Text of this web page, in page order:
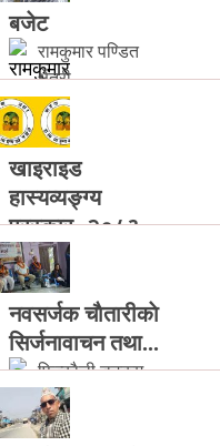
बजेट
रामकुमार पण्डित
क्षेत्री
खाइराइड
हास्यव्यङ्ग्य
पुरस्कार- २०८३...
फित्काैली डटकम
नवसर्जक चाैतारीकाे
सिर्जनावाचन तथा...
फित्काैली डटकम